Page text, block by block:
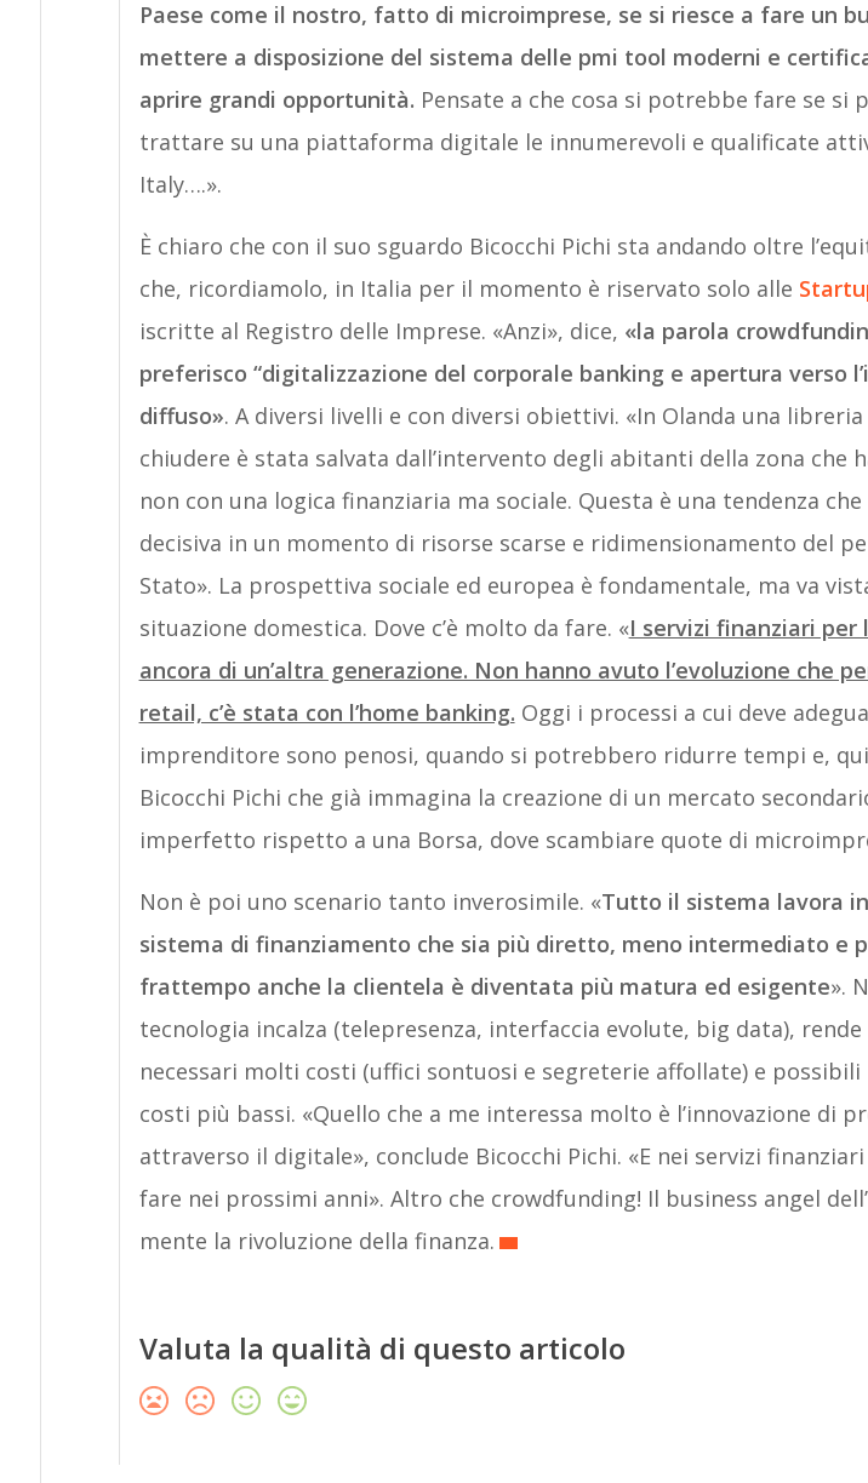
Paese come il nostro, fatto di microimprese, se si riesce a fare un
mettere a disposizione del sistema delle pmi tool moderni e
aprire grandi opportunità. Pensate a che cosa si potrebbe fare se si
trattare su una piattaforma digitale le innumerevoli e qualificate
Italy….».
È chiaro che con il suo sguardo Bicocchi Pichi sta andando oltre
che, ricordiamolo, in Italia per il momento è riservato solo alle
iscritte al Registro delle Imprese. «Anzi», dice, «la parola
preferisco “digitalizzazione del corporale banking e apertura verso
diffuso». A diversi livelli e con diversi obiettivi. «In Olanda una
chiudere è stata salvata dall’intervento degli abitanti della zona che
non con una logica finanziaria ma sociale. Questa è una tendenza
decisiva in un momento di risorse scarse e ridimensionamento del
Stato». La prospettiva sociale ed europea è fondamentale, ma va
situazione domestica. Dove c’è molto da fare. «I servizi finanziari per
ancora di un’altra generazione. Non hanno avuto l’evoluzione che
retail, c’è stata con l’home banking. Oggi i processi a cui deve
imprenditore sono penosi, quando si potrebbero ridurre tempi e,
Bicocchi Pichi che già immagina la creazione di un mercato
imperfetto rispetto a una Borsa, dove scambiare quote di
Non è poi uno scenario tanto inverosimile. «Tutto il sistema lavora
sistema di finanziamento che sia più diretto, meno intermediato e
frattempo anche la clientela è diventata più matura ed esigente».
tecnologia incalza (telepresenza, interfaccia evolute, big data),
necessari molti costi (uffici sontuosi e segreterie affollate) e possibili
costi più bassi. «Quello che a me interessa molto è l’innovazione di
attraverso il digitale», conclude Bicocchi Pichi. «E nei servizi
fare nei prossimi anni». Altro che crowdfunding! Il business angel
mente la rivoluzione della finanza.
Valuta la qualità di questo articolo